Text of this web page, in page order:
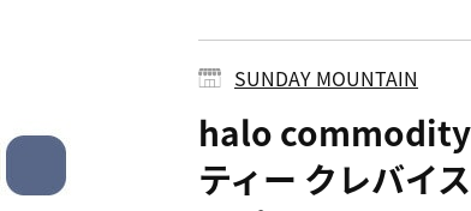
SUNDAY MOUNTAIN
halo commodity
ティー クレバイ